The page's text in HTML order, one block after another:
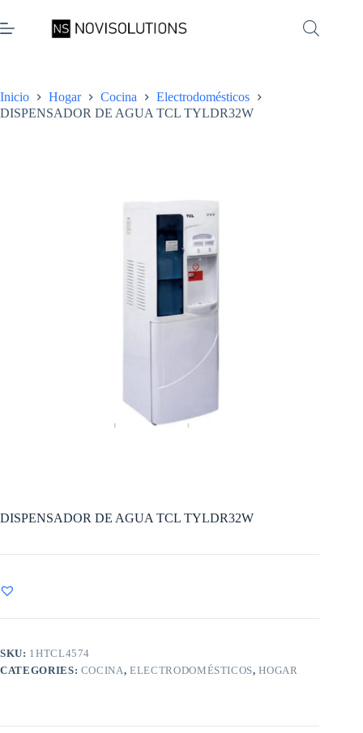
al
contenido
Inicio Hogar Cocina
Electrodomésticos
DISPENSADOR DE AGUA TCL TYLDR32W
DISPENSADOR DE AGUA TCL TYLDR32W
SKU: 1HTCL4574
CATEGORIES: COCINA,ELECTRODOMÉSTICOS,HOGAR